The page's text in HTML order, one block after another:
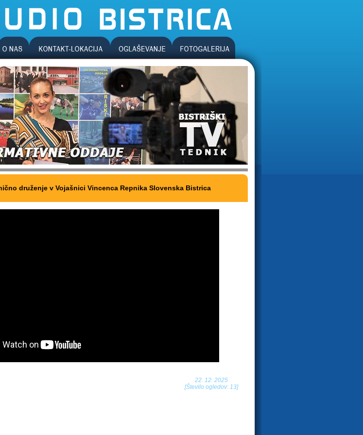
druženje v Vojašnici Vincenca Repnika Slovenska Bistrica
22. 12. 2025
[Število ogledov: 13]